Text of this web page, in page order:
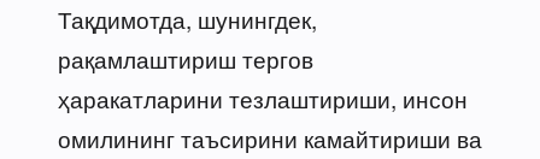
Тақдимотда, шунингдек,
рақамлаштириш тергов
ҳаракатларини тезлаштириши, инсон
омилининг таъсирини камайтириши ва